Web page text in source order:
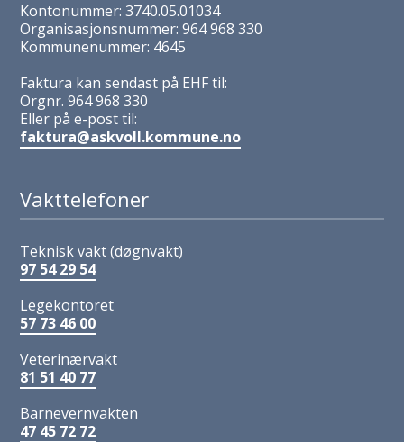
Kontonummer: 3740.05.01034
Organisasjonsnummer: 964 968 330
Kommunenummer: 4645
Faktura kan sendast på EHF til:
Orgnr. 964 968 330
Eller på e-post til:
faktura@askvoll.kommune.no
Vakttelefoner
Teknisk vakt (døgnvakt)
97 54 29 54
Legekontoret
57 73 46 00
Veterinærvakt
81 51 40 77
Barnevernvakten
47 45 72 72